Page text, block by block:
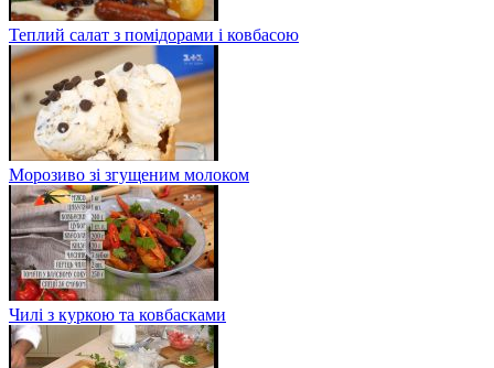
Теплий салат з помідорами і ковбасою
Морозиво зі згущеним молоком
Чилі з куркою та ковбасками